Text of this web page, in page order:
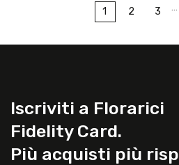
1 2 3 …
Iscriviti a Florarici
Fidelity Card.
Più acquisti più